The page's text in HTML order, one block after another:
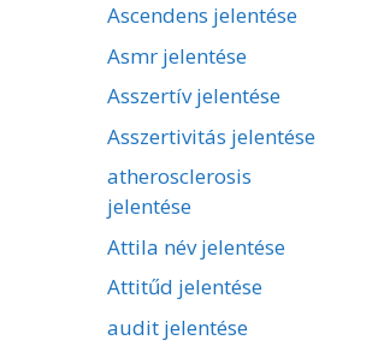
Ascendens jelentése
Asmr jelentése
Asszertív jelentése
Asszertivitás jelentése
atherosclerosis
jelentése
Attila név jelentése
Attitűd jelentése
audit jelentése